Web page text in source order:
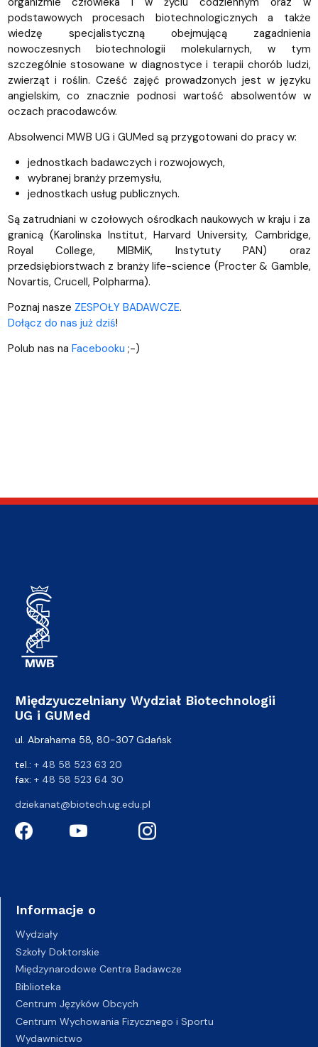
podstawowych procesach biotechnologicznych a także
wiedzę specjalistyczną obejmującą zagadnienia
nowoczesnych biotechnologii molekularnych, w tym
szczególnie stosowane w diagnostyce i terapii chorób ludzi,
zwierząt i roślin. Cześć zajęć prowadzonych jest w języku
angielskim, co znacznie podnosi wartość absolwentów w
oczach pracodawców.
Absolwenci MWB UG i GUMed są przygotowani do pracy w:
jednostkach badawczych i rozwojowych,
wybranej branży przemysłu,
jednostkach usług publicznych.
Są zatrudniani w czołowych ośrodkach naukowych w kraju i za
granicą (Karolinska Institut, Harvard University, Cambridge,
Royal College, MIBMiK, Instytuty PAN) oraz
przedsiębiorstwach z branży life-science (Procter & Gamble,
Novartis, Crucell, Polpharma).
Poznaj nasze ZESPOŁY BADAWCZE.
Dołącz do nas już dziś!
Polub nas na Facebooku ;-)
Międzyuczelniany Wydział Biotechnologii
UG i GUMed
ul. Abrahama 58, 80-307 Gdańsk
tel.: + 48 58 523 63 20
fax: + 48 58 523 64 30
dziekanat@biotech.ug.edu.pl
Informacje o
Wydziały
Szkoły Doktorskie
Międzynarodowe Centra Badawcze
Biblioteka
Centrum Języków Obcych
Centrum Wychowania Fizycznego i Sportu
Wydawnictwo